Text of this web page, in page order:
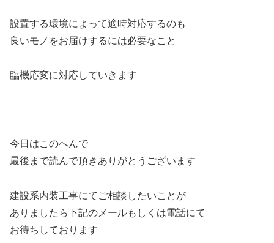
設置する環境によって適時対応するのも
良いモノをお届けするには必要なこと
臨機応変に対応していきます
今日はこのへんで
最後まで読んで頂きありがとうございます
建設系内装工事にてご相談したいことが
ありましたら下記のメールもしくは電話にて
お待ちしております